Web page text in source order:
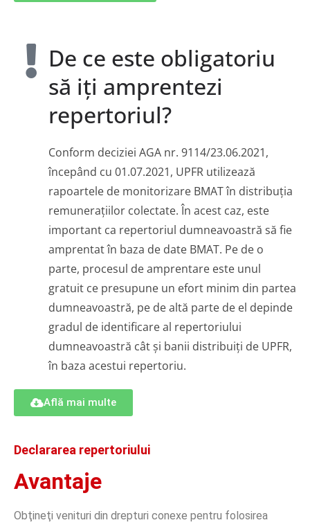
De ce este obligatoriu
să iți amprentezi
repertoriul?
Conform deciziei AGA nr. 9114/23.06.2021,
începând cu 01.07.2021, UPFR utilizează
rapoartele de monitorizare BMAT în distribuția
remunerațiilor colectate. În acest caz, este
important ca repertoriul dumneavoastră să fie
amprentat în baza de date BMAT. Pe de o
parte, procesul de amprentare este unul
gratuit ce presupune un efort minim din partea
dumneavoastră, pe de altă parte de el depinde
gradul de identificare al repertoriului
dumneavoastră cât și banii distribuiți de UPFR,
în baza acestui repertoriu.
Află mai multe
Declararea repertoriului
Avantaje
Obţineţi venituri din drepturi conexe pentru folosirea